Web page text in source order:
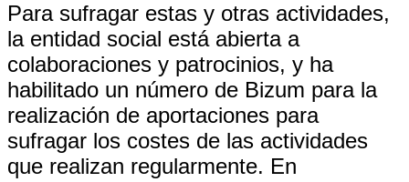
Para sufragar estas y otras actividades,
la entidad social está abierta a
colaboraciones y patrocinios, y ha
habilitado un número de Bizum para la
realización de aportaciones para
sufragar los costes de las actividades
que realizan regularmente. En